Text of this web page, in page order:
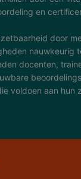
en
door
nauwkeurig
docenten,
voldoen aan hun